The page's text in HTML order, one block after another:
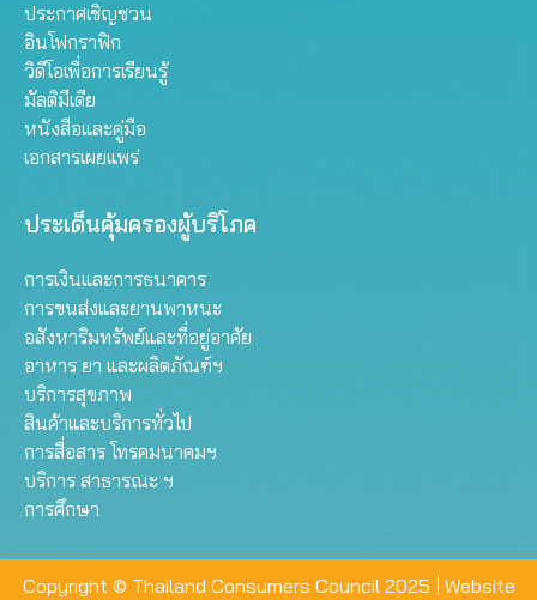
ประกาศเชิญชวน
อินโฟกราฟิก
วิดีโอเพื่อการเรียนรู้
มัลติมีเดีย
หนังสือและคู่มือ
เอกสารเผยแพร่
ประเด็นคุ้มครองผู้บริโภค
การเงินและการธนาคาร
การขนส่งและยานพาหนะ
อสังหาริมทรัพย์และที่อยู่อาศัย
อาหาร ยา และผลิตภัณฑ์ฯ
บริการสุขภาพ
สินค้าและบริการทั่วไป
การสื่อสาร โทรคมนาคมฯ
บริการ สาธารณะ ฯ
การศึกษา
Copyright © Thailand Consumers Council 2025 | Website